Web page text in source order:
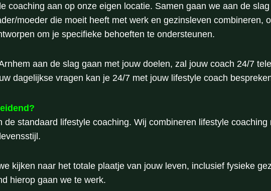
coaching aan op onze eigen locatie. Samen gaan we aan de
moeder die moeit heeft met werk en gezinsleven combineren,
om je specifieke behoeften te ondersteunen.
aan de slag gaan met jouw doelen, zal jouw coach 24/7
dagelijkse vragen kan je 24/7 met jouw lifestyle coach
de standaard lifestyle coaching. Wij combineren lifestyle
kijken naar het totale plaatje van jouw leven, inclusief fysieke
hierop gaan we te werk.